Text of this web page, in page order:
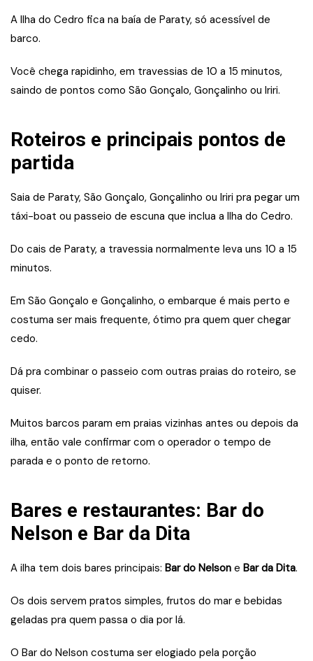
A Ilha do Cedro fica na baía de Paraty, só acessível de
barco.
Você chega rapidinho, em travessias de 10 a 15 minutos,
saindo de pontos como São Gonçalo, Gonçalinho ou Iriri.
Roteiros e principais pontos de
partida
Saia de Paraty, São Gonçalo, Gonçalinho ou Iriri pra pegar um
táxi-boat ou passeio de escuna que inclua a Ilha do Cedro.
Do cais de Paraty, a travessia normalmente leva uns 10 a 15
minutos.
Em São Gonçalo e Gonçalinho, o embarque é mais perto e
costuma ser mais frequente, ótimo pra quem quer chegar
cedo.
Dá pra combinar o passeio com outras praias do roteiro, se
quiser.
Muitos barcos param em praias vizinhas antes ou depois da
ilha, então vale confirmar com o operador o tempo de
parada e o ponto de retorno.
Bares e restaurantes: Bar do
Nelson e Bar da Dita
A ilha tem dois bares principais: Bar do Nelson e Bar da Dita.
Os dois servem pratos simples, frutos do mar e bebidas
geladas pra quem passa o dia por lá.
O Bar do Nelson costuma ser elogiado pela porção